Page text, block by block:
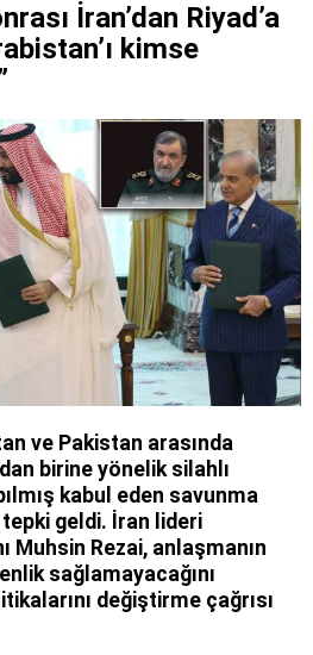
İran’dan Riyad’a
kimse
ve Pakistan arasında
birine yönelik silahlı
kabul eden savunma
geldi. İran lideri
Muhsin Rezai, anlaşmanın
sağlamayacağını
değiştirme çağrısı